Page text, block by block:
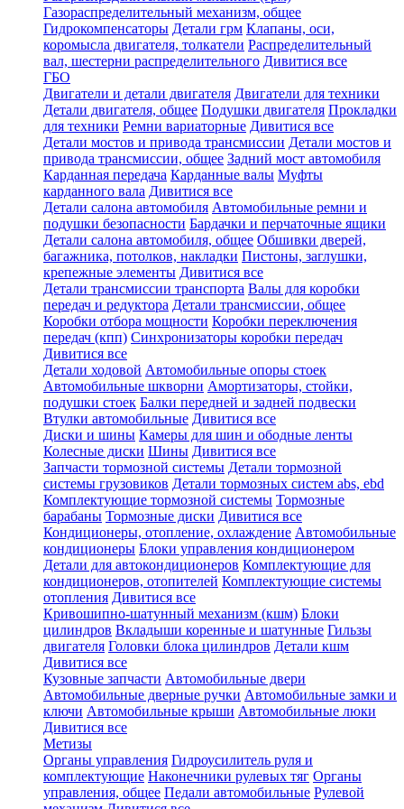
Газораспределительный механизм, общее
Гидрокомпенсаторы Детали грм Клапаны, оси,
коромысла двигателя, толкатели Распределительный
вал, шестерни распределительного Дивитися все
ГБО
Двигатели и детали двигателя Двигатели для техники
Детали двигателя, общее Подушки двигателя Прокладки
для техники Ремни вариаторные Дивитися все
Детали мостов и привода трансмиссии Детали мостов и
привода трансмиссии, общее Задний мост автомобиля
Карданная передача Карданные валы Муфты
карданного вала Дивитися все
Детали салона автомобиля Автомобильные ремни и
подушки безопасности Бардачки и перчаточные ящики
Детали салона автомобиля, общее Обшивки дверей,
багажника, потолков, накладки Пистоны, заглушки,
крепежные элементы Дивитися все
Детали трансмиссии транспорта Валы для коробки
передач и редуктора Детали трансмиссии, общее
Коробки отбора мощности Коробки переключения
передач (кпп) Синхронизаторы коробки передач
Дивитися все
Детали ходовой Автомобильные опоры стоек
Автомобильные шкворни Амортизаторы, стойки,
подушки стоек Балки передней и задней подвески
Втулки автомобильные Дивитися все
Диски и шины Камеры для шин и ободные ленты
Колесные диски Шины Дивитися все
Запчасти тормозной системы Детали тормозной
системы грузовиков Детали тормозных систем abs, ebd
Комплектующие тормозной системы Тормозные
барабаны Тормозные диски Дивитися все
Кондиционеры, отопление, охлаждение Автомобильные
кондиционеры Блоки управления кондиционером
Детали для автокондиционеров Комплектующие для
кондиционеров, отопителей Комплектующие системы
отопления Дивитися все
Кривошипно-шатунный механизм (кшм) Блоки
цилиндров Вкладыши коренные и шатунные Гильзы
двигателя Головки блока цилиндров Детали кшм
Дивитися все
Кузовные запчасти Автомобильные двери
Автомобильные дверные ручки Автомобильные замки и
ключи Автомобильные крыши Автомобильные люки
Дивитися все
Метизы
Органы управления Гидроусилитель руля и
комплектующие Наконечники рулевых тяг Органы
управления, общее Педали автомобильные Рулевой